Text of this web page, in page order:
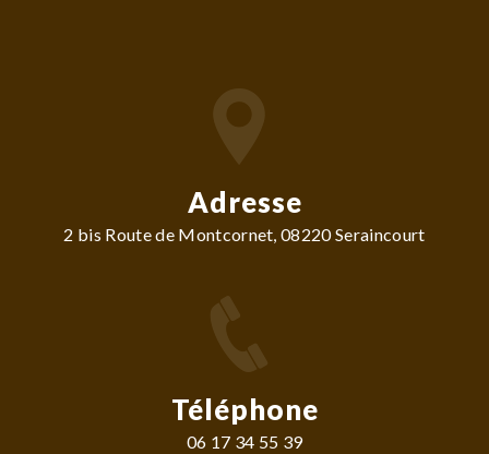
Adresse
2 bis Route de Montcornet, 08220 Seraincourt
Téléphone
06 17 34 55 39